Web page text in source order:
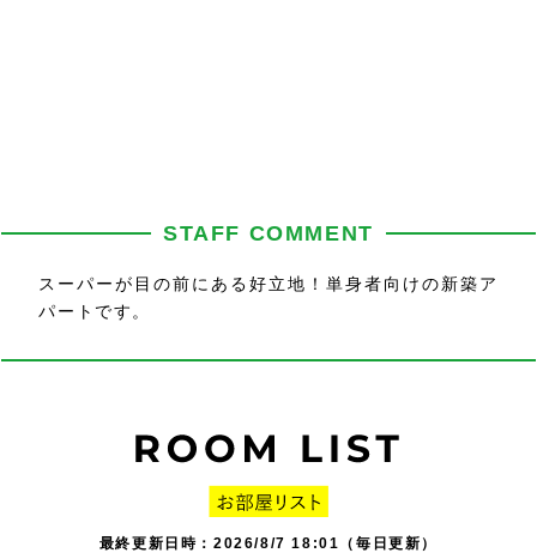
STAFF COMMENT
スーパーが目の前にある好立地！単身者向けの新築ア
パートです。
最終更新日時：2026/8/7 18:01（毎日更新）